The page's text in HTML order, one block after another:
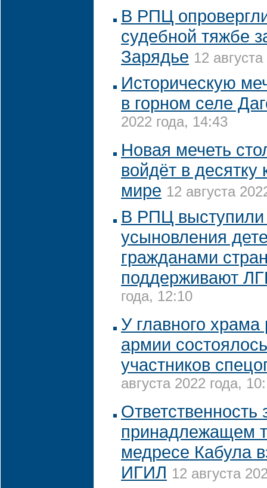
В РПЦ
судебной тяжбе
Зарядье 12
Историческую
в горном селе
2022 года, 14:43
Новая мечеть
войдёт в
мире 12 августа
В РПЦ выступили
усыновления
гражданами
поддерживают
года, 12:10
У главного храма
армии
участников
августа 2022 года,
Ответственность
принадлежащем
медресе Кабула
ИГИЛ 12 августа